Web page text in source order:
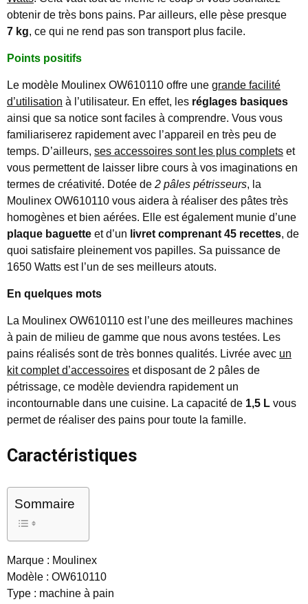
obtenir de très bons pains. Par ailleurs, elle pèse presque
7 kg, ce qui ne rend pas son transport plus facile.
Points positifs
Le modèle Moulinex OW610110 offre une grande facilité
d’utilisation à l’utilisateur. En effet, les réglages basiques
ainsi que sa notice sont faciles à comprendre. Vous vous
familiariserez rapidement avec l’appareil en très peu de
temps. D’ailleurs, ses accessoires sont les plus complets et
vous permettent de laisser libre cours à vos imaginations en
termes de créativité. Dotée de 2 pâles pétrisseurs, la
Moulinex OW610110 vous aidera à réaliser des pâtes très
homogènes et bien aérées. Elle est également munie d’une
plaque baguette et d’un livret comprenant 45 recettes, de
quoi satisfaire pleinement vos papilles. Sa puissance de
1650 Watts est l’un de ses meilleurs atouts.
En quelques mots
La Moulinex OW610110 est l’une des meilleures machines
à pain de milieu de gamme que nous avons testées. Les
pains réalisés sont de très bonnes qualités. Livrée avec un
kit complet d’accessoires et disposant de 2 pâles de
pétrissage, ce modèle deviendra rapidement un
incontournable dans une cuisine. La capacité de 1,5 L vous
permet de réaliser des pains pour toute la famille.
Caractéristiques
Sommaire
Marque : Moulinex
Modèle : OW610110
Type : machine à pain